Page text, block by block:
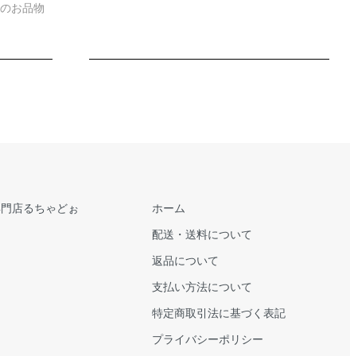
お品物
店るちゃどぉ
ホーム
配送・送料について
返品について
支払い方法について
特定商取引法に基づく表記
プライバシーポリシー